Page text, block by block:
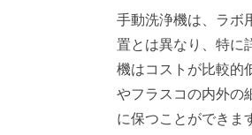
手動洗浄機は、ラボ
置とは異なり、特に
機はコストが比較的
やフラスコの内外の
に保つことができま